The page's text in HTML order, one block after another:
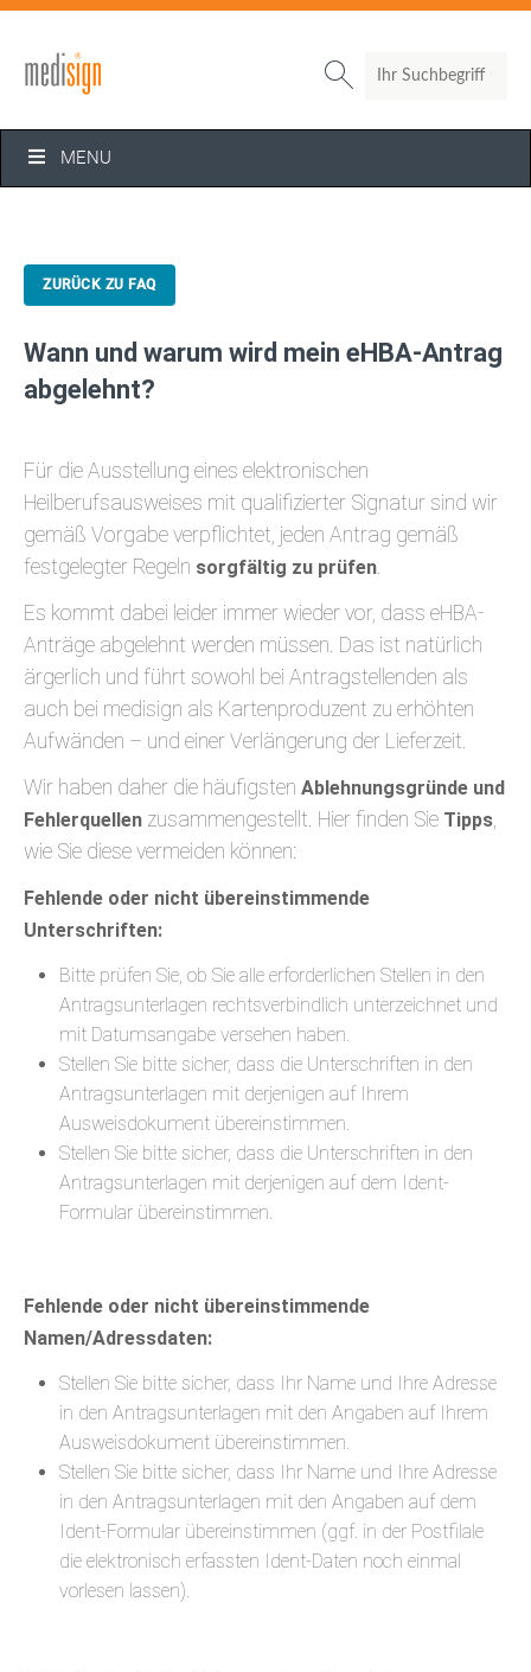
 Search
MENU
ZURÜCK ZU FAQ
Wann und warum wird mein eHBA-Antrag
abgelehnt?
Für die Ausstellung eines elektronischen
Heilberufsausweises mit qualifizierter Signatur sind wir
gemäß Vorgabe verpflichtet, jeden Antrag gemäß
festgelegter Regeln sorgfältig zu prüfen.
Es kommt dabei leider immer wieder vor, dass eHBA-
Anträge abgelehnt werden müssen. Das ist natürlich
ärgerlich und führt sowohl bei Antragstellenden als
auch bei medisign als Kartenproduzent zu erhöhten
Aufwänden – und einer Verlängerung der Lieferzeit.
Wir haben daher die häufigsten Ablehnungsgründe und
Fehlerquellen zusammengestellt. Hier finden Sie Tipps,
wie Sie diese vermeiden können:
Fehlende oder nicht übereinstimmende
Unterschriften:
Bitte prüfen Sie, ob Sie alle erforderlichen Stellen in den
Antragsunterlagen rechtsverbindlich unterzeichnet und
mit Datumsangabe versehen haben.
Stellen Sie bitte sicher, dass die Unterschriften in den
Antragsunterlagen mit derjenigen auf Ihrem
Ausweisdokument übereinstimmen.
Stellen Sie bitte sicher, dass die Unterschriften in den
Antragsunterlagen mit derjenigen auf dem Ident-
Formular übereinstimmen.
Fehlende oder nicht übereinstimmende
Namen/Adressdaten:
Stellen Sie bitte sicher, dass Ihr Name und Ihre Adresse
in den Antragsunterlagen mit den Angaben auf Ihrem
Ausweisdokument übereinstimmen.
Stellen Sie bitte sicher, dass Ihr Name und Ihre Adresse
in den Antragsunterlagen mit den Angaben auf dem
Ident-Formular übereinstimmen (ggf. in der Postfilale
die elektronisch erfassten Ident-Daten noch einmal
vorlesen lassen).